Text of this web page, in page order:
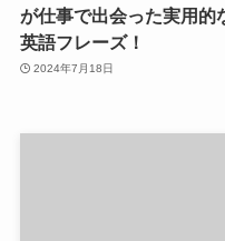
が仕事で出会った実用的
英語フレーズ！
2024年7月18日